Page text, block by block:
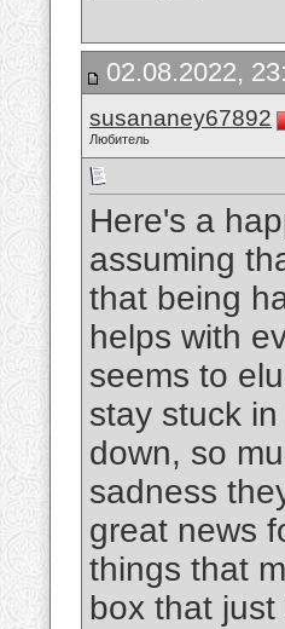
02.08.2022,
susananey67892
Любитель
Here's a
assuming
that being
helps with
seems to
stay stuck
down, so
sadness
great news
things that
box that